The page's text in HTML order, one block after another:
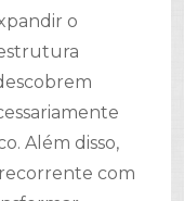
o
Além disso,
com